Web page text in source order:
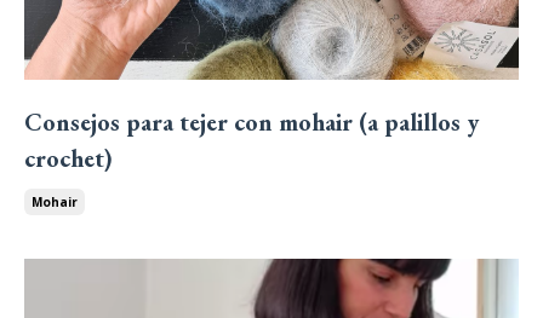
Consejos para tejer con mohair (a palillos y
crochet)
Mohair